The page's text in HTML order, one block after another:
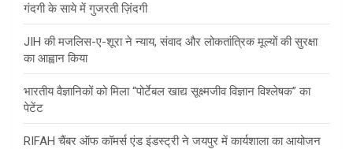
गंदगी के साये में गुजरती ज़िंदगी
JIH की मजलिस-ए-शूरा ने न्याय, संवाद और लोकतांत्रिक मूल्यों की सुरक्षा
का आह्वान किया
भारतीय वैज्ञानिकों को मिला “पोर्टेबल खाद्य सूक्ष्मजीव विज्ञान विश्लेषक” का
पेटेंट
RIFAH चैंबर ऑफ कॉमर्स एंड इंडस्ट्री ने जयपुर में कार्यशाला का आयोजन